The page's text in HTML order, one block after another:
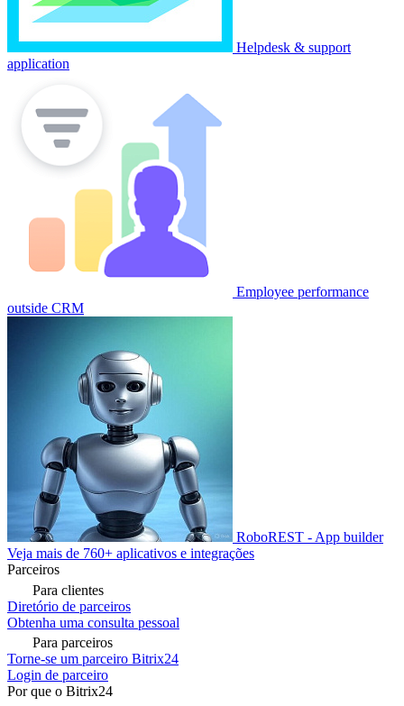
Helpdesk & support
application
Employee performance
outside CRM
RoboREST - App builder
Veja mais de 760+ aplicativos e integrações
Parceiros
Para clientes
Diretório de parceiros
Obtenha uma consulta pessoal
Para parceiros
Torne-se um parceiro Bitrix24
Login de parceiro
Por que o Bitrix24